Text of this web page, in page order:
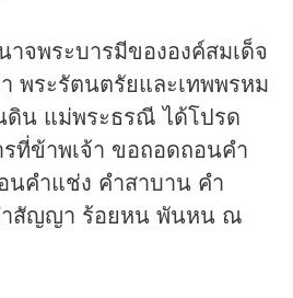
จพระบารมีขององค์สมเด็จ
พระรัตนตรัยและเทพพรหม
น แม่พระธรณี ได้โปรด
ที่ข้าพเจ้า ขอถอดถอนคำ
นคำแช่ง คำสาบาน คำ
สัญญา ร้อยหน พันหน ณ